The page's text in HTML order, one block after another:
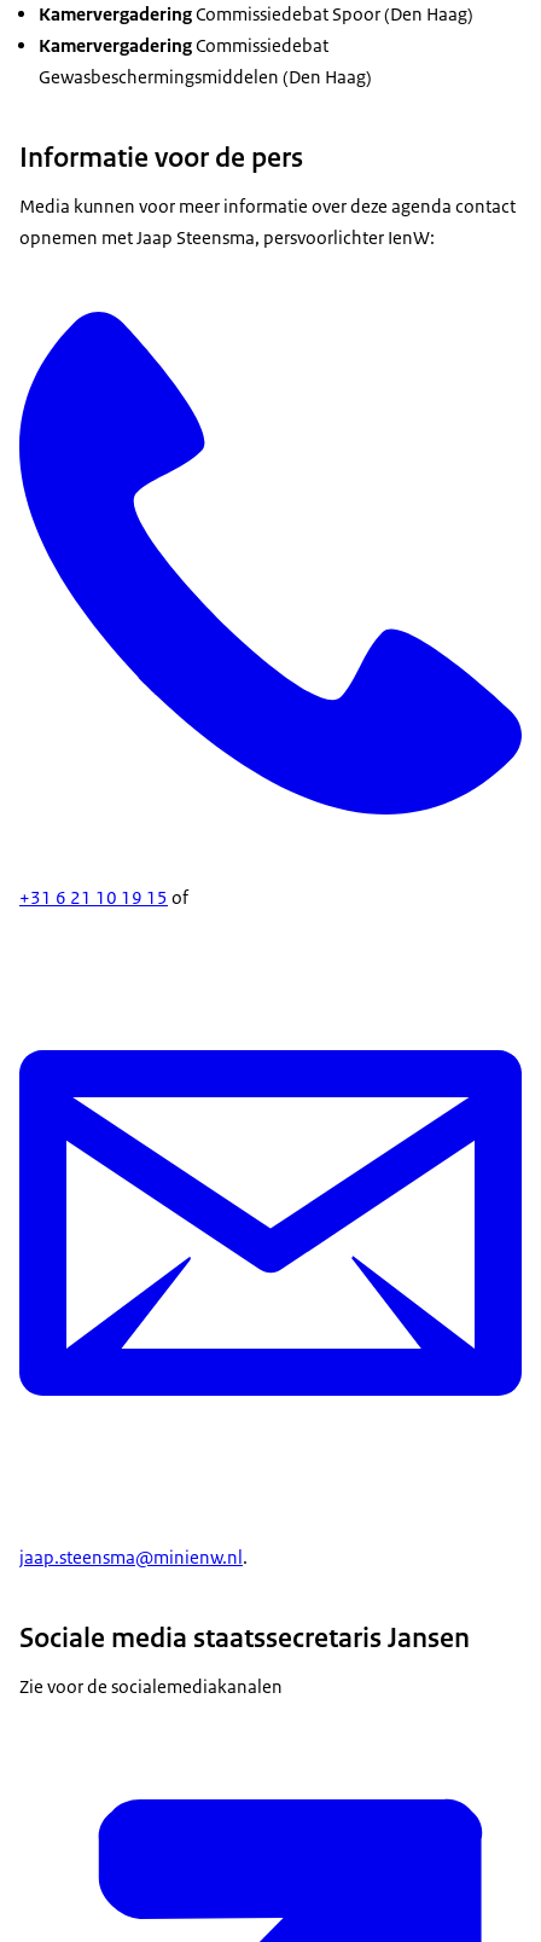
KamervergaderingCommissiedebat Spoor (Den Haag)
KamervergaderingCommissiedebat
Gewasbeschermingsmiddelen (Den Haag)
Informatie voor de pers
Media kunnen voor meer informatie over deze agenda contact
opnemen met Jaap Steensma, persvoorlichter IenW:
+31 6 21 10 19 15 of
jaap.steensma@minienw.nl.
Sociale media staatssecretaris Jansen
Zie voor de socialemediakanalen